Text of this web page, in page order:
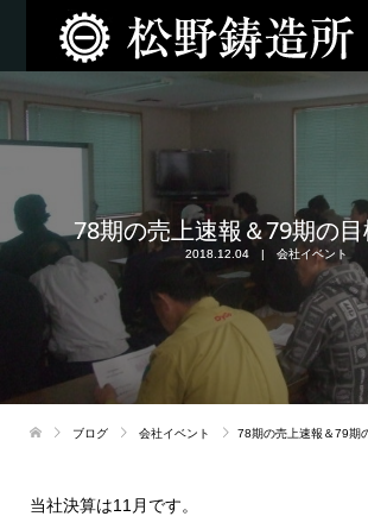
78期の売上速報＆79期の
2018.12.04 会社イベント
ブログ 会社イベント 78期の売上速報＆79期
当社決算は11月です。